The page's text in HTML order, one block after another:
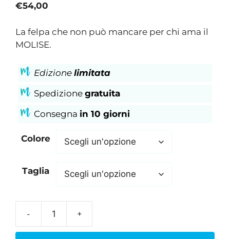
€54,00
La felpa che non può mancare per chi ama il
MOLISE.
Edizione limitata
Spedizione gratuita
Consegna in 10 giorni
Colore
Taglia
uomo